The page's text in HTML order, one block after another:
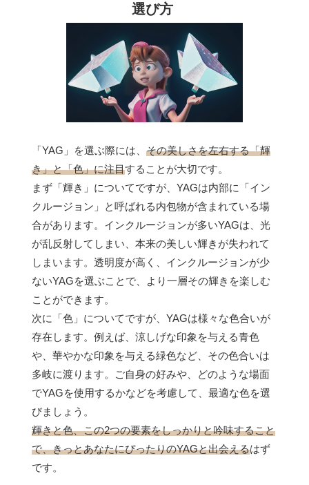
選び方
「YAG」を選ぶ際には、 その美しさを左右する「輝
き」と「色」に注目することが大切です。
まず「輝き」についてですが、YAGは内部に「イン
クルージョン」と呼ばれる内包物が含まれている場
合があります。インクルージョンが多いYAGは、光
が乱反射してしまい、本来の美しい輝きが失われて
しまいます。透明度が高く、インクルージョンが少
ないYAGを選ぶことで、より一層その輝きを楽しむ
ことができます。
次に「色」についてですが、YAGは様々な色合いが
存在します。例えば、涼しげな印象を与える青色
や、華やかな印象を与える緑色など、その色合いは
多岐に渡ります。ご自身の好みや、どのような場面
でYAGを使用するかなどを考慮して、最適な色を選
びましょう。
輝きと色、この2つの要素をしっかりと吟味すること
で、きっとあなたにぴったりのYAGと出会えるはず
です。